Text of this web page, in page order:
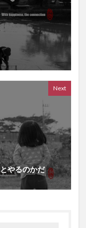
Next
やるのかだ